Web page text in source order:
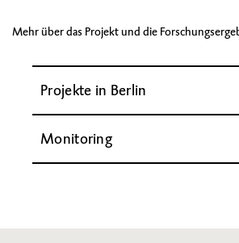
Mehr über das Projekt und die
Projekte in Berlin
Monitoring